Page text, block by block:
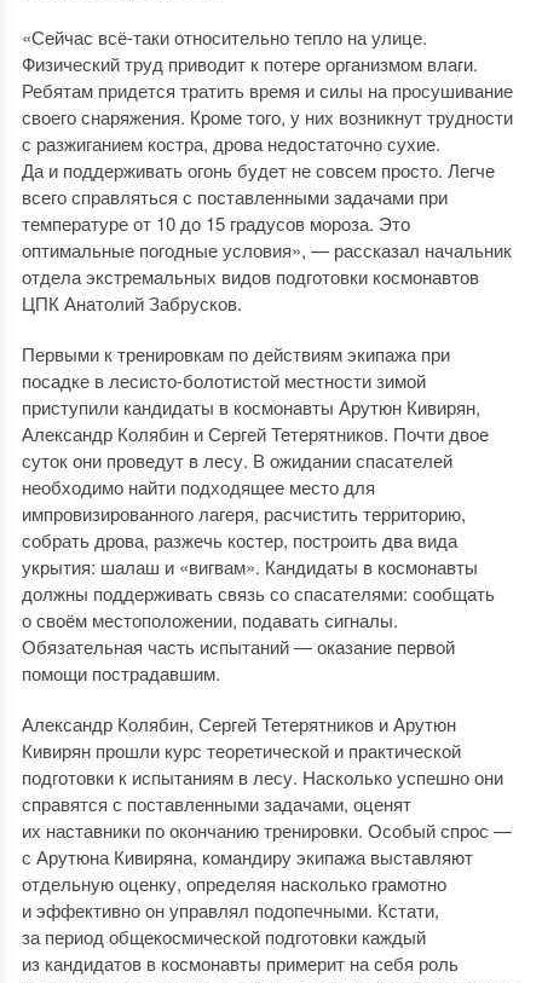
«Сейчас всё-таки относительно тепло на улице.
Физический труд приводит к потере организмом влаги.
Ребятам придется тратить время и силы на просушивание
своего снаряжения. Кроме того, у них возникнут трудности
с разжиганием костра, дрова недостаточно сухие.
Да и поддерживать огонь будет не совсем просто. Легче
всего справляться с поставленными задачами при
температуре от 10 до 15 градусов мороза. Это
оптимальные погодные условия», — рассказал начальник
отдела экстремальных видов подготовки космонавтов
ЦПК Анатолий Забрусков.
Первыми к тренировкам по действиям экипажа при
посадке в лесисто-болотистой местности зимой
приступили кандидаты в космонавты Арутюн Кивирян,
Александр Колябин и Сергей Тетерятников. Почти двое
суток они проведут в лесу. В ожидании спасателей
необходимо найти подходящее место для
импровизированного лагеря, расчистить территорию,
собрать дрова, разжечь костер, построить два вида
укрытия: шалаш и «вигвам». Кандидаты в космонавты
должны поддерживать связь со спасателями: сообщать
о своём местоположении, подавать сигналы.
Обязательная часть испытаний — оказание первой
помощи пострадавшим.
Александр Колябин, Сергей Тетерятников и Арутюн
Кивирян прошли курс теоретической и практической
подготовки к испытаниям в лесу. Насколько успешно они
справятся с поставленными задачами, оценят
их наставники по окончанию тренировки. Особый спрос —
с Арутюна Кивиряна, командиру экипажа выставляют
отдельную оценку, определяя насколько грамотно
и эффективно он управлял подопечными. Кстати,
за период общекосмической подготовки каждый
из кандидатов в космонавты примерит на себя роль